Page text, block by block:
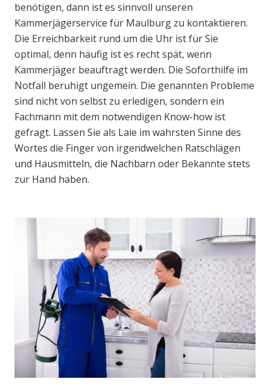
benötigen, dann ist es sinnvoll unseren
Kammerjägerservice für Maulburg zu kontaktieren.
Die Erreichbarkeit rund um die Uhr ist für Sie
optimal, denn häufig ist es recht spät, wenn
Kammerjäger beauftragt werden. Die Soforthilfe im
Notfall beruhigt ungemein. Die genannten Probleme
sind nicht von selbst zu erledigen, sondern ein
Fachmann mit dem notwendigen Know-how ist
gefragt. Lassen Sie als Laie im wahrsten Sinne des
Wortes die Finger von irgendwelchen Ratschlägen
und Hausmitteln, die Nachbarn oder Bekannte stets
zur Hand haben.